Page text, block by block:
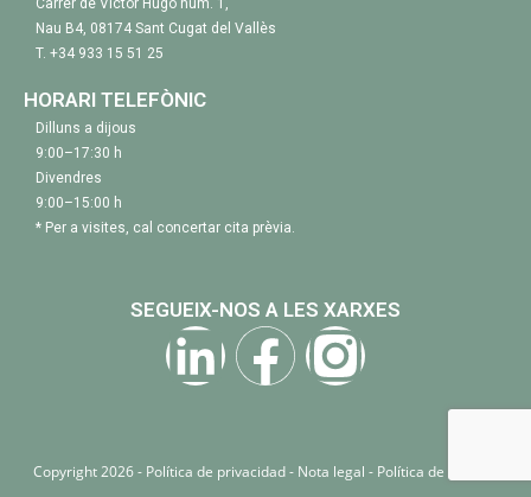
Carrer de Victor Hugo núm. 1,
Nau B4, 08174 Sant Cugat del Vallès
T. +34 933 15 51 25
HORARI TELEFÒNIC
Dilluns a dijous
9:00–17:30 h
Divendres
9:00–15:00 h
* Per a visites, cal concertar cita prèvia.
SEGUEIX-NOS A LES XARXES
Copyright 2026 - Política de privacidad- Nota legal - Política de cookies